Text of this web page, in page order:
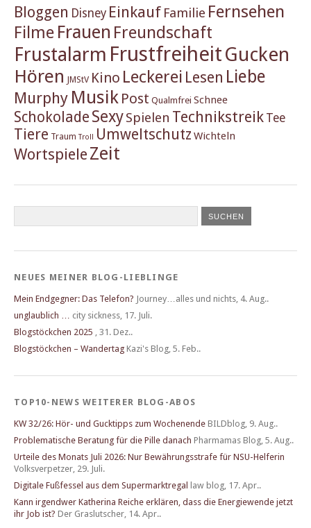
Bloggen Disney Einkauf Familie Fernsehen
Filme Frauen Freundschaft
Frustalarm FrustfreiheitGucken
Hören JMStV Kino Leckerei Lesen Liebe
Murphy Musik Post Qualmfrei Schnee
Schokolade SexySpielen Technikstreik Tee
Tiere Traum Troll Umweltschutz Wichteln
Wortspiele Zeit
NEUES MEINER BLOG-LIEBLINGE
Mein Endgegner: Das Telefon? Journey…alles und nichts 4. Aug..
unglaublich …
city sickness 17. Juli.
Blogstöckchen 2025
31. Dez..
Blogstöckchen – Wandertag Kazi's Blog 5. Feb..
TOP10-NEWS WEITERER BLOG-ABOS
KW 32/26: Hör- und Gucktipps zum Wochenende BILDblog 9. Aug..
Problematische Beratung für die Pille danach Pharmamas Blog 5. Aug..
Urteile des Monats Juli 2026: Nur Bewährungsstrafe für NSU-Helferin
Volksverpetzer 29. Juli.
Digitale Fußfessel aus dem Supermarktregal
law blog 17. Apr..
Kann irgendwer Katherina Reiche erklären, dass die Energiewende jetzt
ihr Job ist? Der Graslutscher 14. Apr..